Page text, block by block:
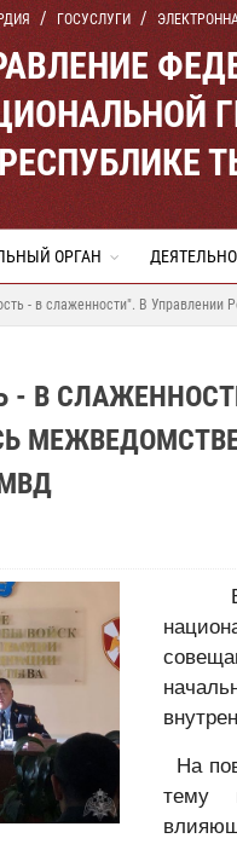
ГОСУСЛУГИ
ОРГАН
- в слаженности". В Управлении
- В
В
На
тему